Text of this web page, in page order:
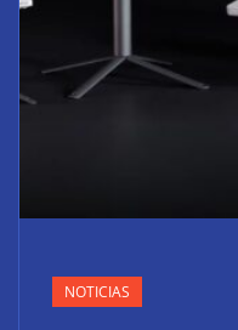
NOTICIAS